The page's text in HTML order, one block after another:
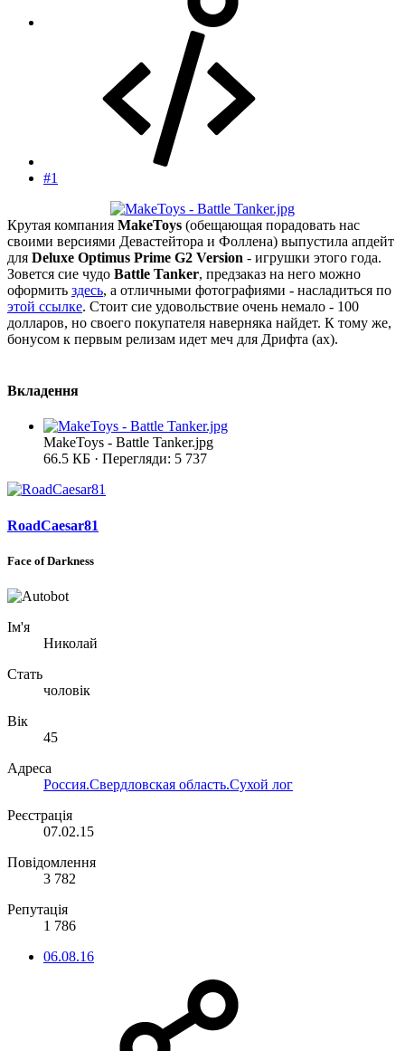
#1
Крутая компания MakeToys (обещающая порадовать нас
своими версиями Девастейтора и Фоллена) выпустила апдейт
для Deluxe Optimus Prime G2 Version - игрушки этого года.
Зовется сие чудо Battle Tanker, предзаказ на него можно
оформить здесь, а отличными фотографиями - насладиться по
этой ссылке. Стоит сие удовольствие очень немало - 100
долларов, но своего покупателя наверняка найдет. К тому же,
бонусом к первым релизам идет меч для Дрифта (ах).
Вкладення
MakeToys - Battle Tanker.jpg
66.5 КБ · Перегляди: 5 737
RoadCaesar81
Face of Darkness
Ім'я
Николай
Стать
чоловік
Вік
45
Адреса
Россия.Свердловская область.Сухой лог
Реєстрація
07.02.15
Повідомлення
3 782
Репутація
1 786
06.08.16